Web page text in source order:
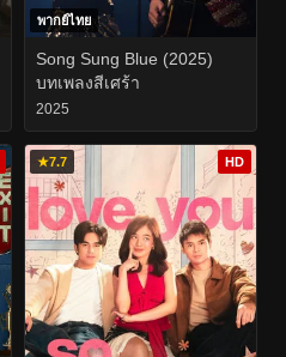
พากย์ไทย
Song Sung Blue (2025)
บทเพลงสีเศร้า
2025
★7.7 HD